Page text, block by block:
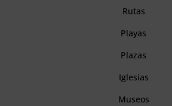
Rutas
Playas
Plazas
Iglesias
Museos